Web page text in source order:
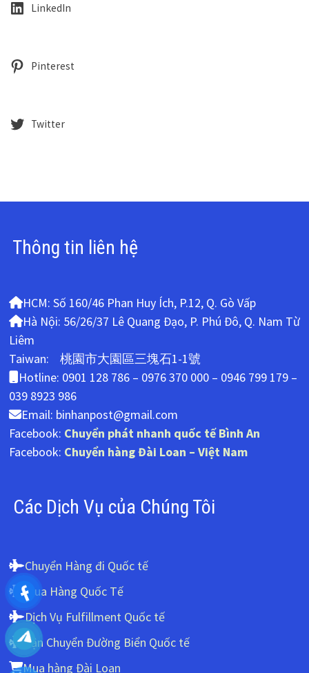
LinkedIn
Pinterest
Twitter
Thông tin liên hệ
HCM: Số 160/46 Phan Huy Ích, P.12, Q. Gò Vấp
Hà Nội: 56/26/37 Lê Quang Đạo, P. Phú Đô, Q. Nam Từ
Liêm
Taiwan: 桃園市大園區三塊石1-1號
Hotline: 0901 128 786 – 0976 370 000 – 0946 799 179 –
039 8923 986
Email: binhanpost@gmail.com
Facebook: Chuyển phát nhanh quốc tế Bình An
Facebook: Chuyển hàng Đài Loan – Việt Nam
Các Dịch Vụ của Chúng Tôi
Chuyển Hàng đi Quốc tế
Mua Hàng Quốc Tế
Dịch Vụ Fulfillment Quốc tế
Vận Chuyển Đường Biển Quốc tế
Mua hàng Đài Loan